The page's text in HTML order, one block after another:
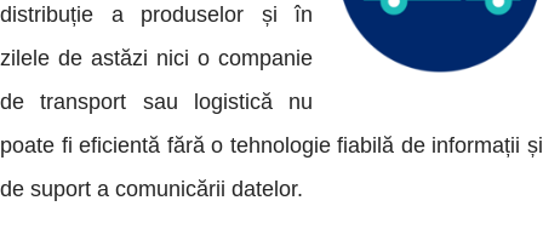
distribuție a produselor și în
zilele de astăzi nici o companie
de transport sau logistică nu
poate fi eficientă fără o tehnologie fiabilă de informații și
de suport a comunicării datelor.